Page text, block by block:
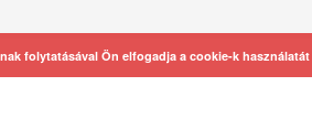
folytatásával Ön elfogadja a cookie-k használatát